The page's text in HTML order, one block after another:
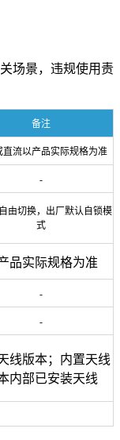
场景，违规使用责
备注
直流以产品实际规格为准
-
由切换，出厂默认自锁模
式
品实际规格为准
-
-
线版本；内置天线
内部已安装天线